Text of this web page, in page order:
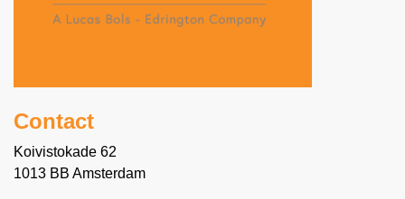
Contact
Koivistokade 62
1013 BB Amsterdam